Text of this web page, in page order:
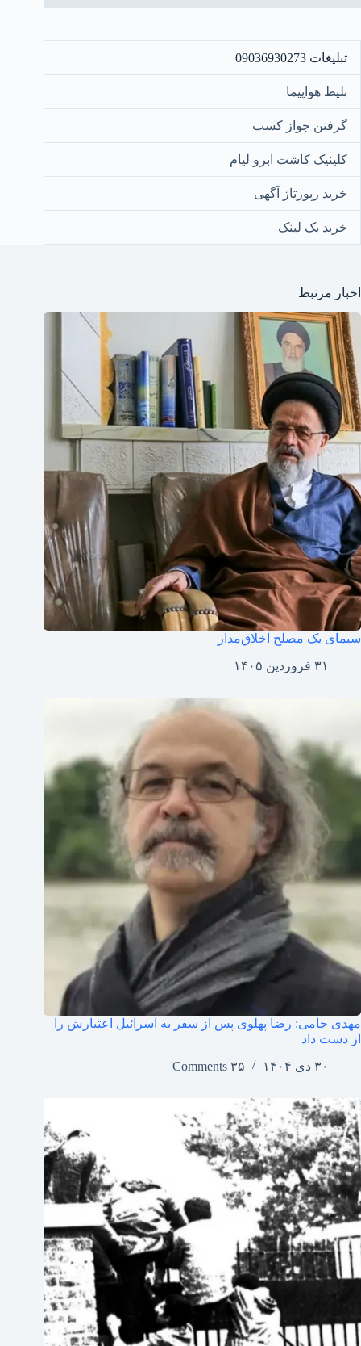
تبلیغات 09036930273
بلیط هواپیما
گرفتن جواز کسب
کلینیک کاشت ابرو لیام
خرید رپورتاژ آگهی
خرید بک لینک
اخبار مرتبط
سیمای یک مصلح اخلاق‌مدار
۳۱ فروردین ۱۴۰۵
مهدی جامی: رضا پهلوی پس از سفر به اسرائیل اعتبارش را
از دست داد
۳۰ دی ۱۴۰۴
۳۵ Comments